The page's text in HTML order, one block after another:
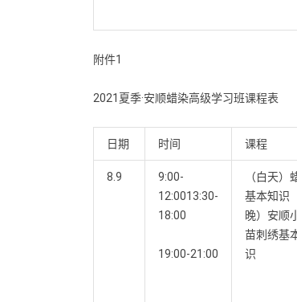
附件1
2021夏季·安顺蜡染高级学习班课程表
日期 时间 课程
8.9
9:00-
12:0013:30-
18:00
19:00-21:00
（白天）
基本知识
晚）安顺
苗刺绣基
识